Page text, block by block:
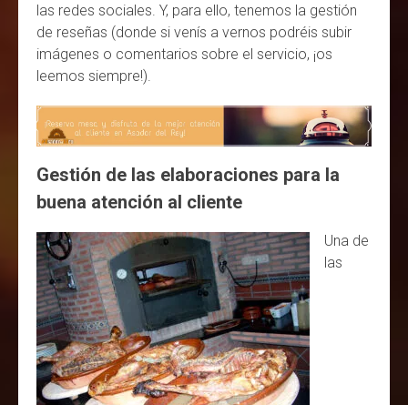
las redes sociales. Y, para ello, tenemos la gestión
de reseñas (donde si venís a vernos podréis subir
imágenes o comentarios sobre el servicio, ¡os
leemos siempre!).
Gestión de las elaboraciones para la
buena atención al cliente
Una de
las